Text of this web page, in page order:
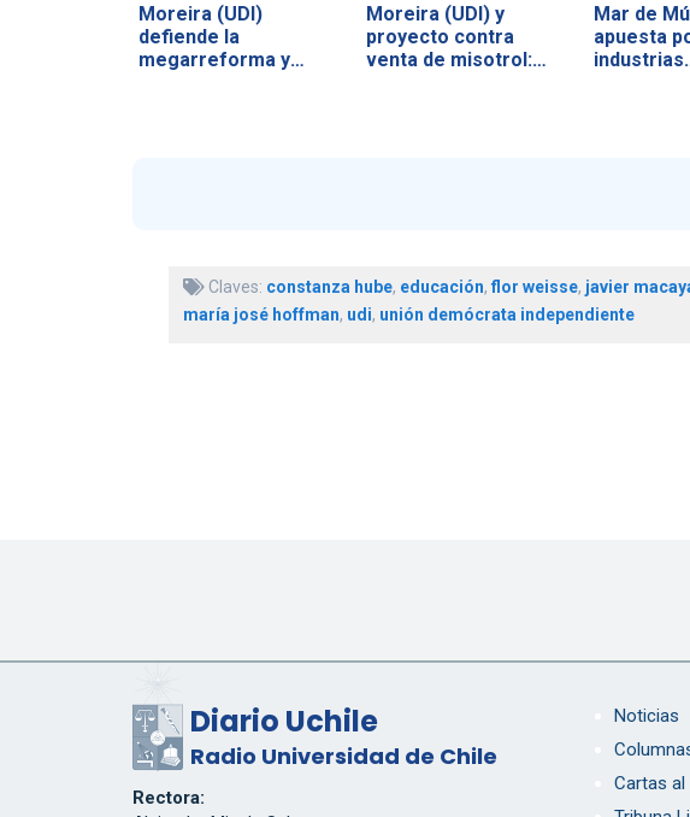
Moreira (UDI)
defiende la
megarreforma y
Moreira (UDI) y
proyecto contra
venta de misotrol:…
Mar de
apuesta
Claves: constanza hube, educación,flor weisse, javier
maría josé hoffman, udi, unión demócrata independiente
Diario Uchile
Radio Universidad de Chile
Rectora:
Noticias
Cartas al